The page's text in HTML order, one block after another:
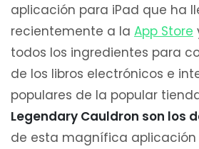
aplicación para iPad que ha
recientemente a la App Store
todos los ingredientes para
de los libros electrónicos e
populares de la popular
Legendary Cauldron son los
de esta magnífica aplicación